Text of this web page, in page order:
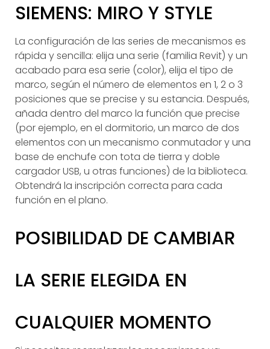
SIEMENS: MIRO Y STYLE
La configuración de las series de mecanismos es
rápida y sencilla: elija una serie (familia Revit) y un
acabado para esa serie (color), elija el tipo de
marco, según el número de elementos en 1, 2 o 3
posiciones que se precise y su estancia. Después,
añada dentro del marco la función que precise
(por ejemplo, en el dormitorio, un marco de dos
elementos con un mecanismo conmutador y una
base de enchufe con tota de tierra y doble
cargador USB, u otras funciones) de la biblioteca.
Obtendrá la inscripción correcta para cada
función en el plano.
POSIBILIDAD DE CAMBIAR
LA SERIE ELEGIDA EN
CUALQUIER MOMENTO